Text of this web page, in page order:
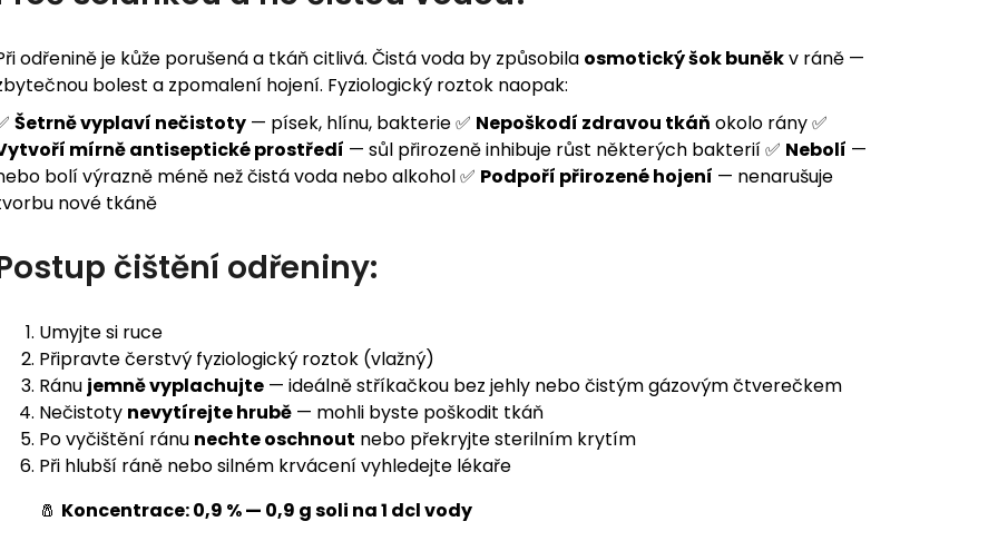
odřenině je kůže porušená a tkáň citlivá. Čistá voda by způsobila osmotický šok buněkv ráně —
bolest a zpomalení hojení. Fyziologický roztok naopak:
Šetrně vyplaví nečistoty — písek, hlínu, bakterie ✅ Nepoškodí zdravou tkáň okolo rány ✅
mírně antiseptické prostředí — sůl přirozeně inhibuje růst některých bakterií ✅ Nebolí —
bolí výrazně méně než čistá voda nebo alkohol ✅ Podpoří přirozené hojení — nenarušuje
nové tkáně
čištění odřeniny:
Umyjte si ruce
Připravte čerstvý fyziologický roztok (vlažný)
Ránu jemně vyplachujte — ideálně stříkačkou bez jehly nebo čistým gázovým čtverečkem
Nečistoty nevytírejte hrubě — mohli byste poškodit tkáň
Po vyčištění ránu nechte oschnout nebo překryjte sterilním krytím
Při hlubší ráně nebo silném krvácení vyhledejte lékaře
🧂 Koncentrace: 0,9 % — 0,9 g soli na 1 dcl vody